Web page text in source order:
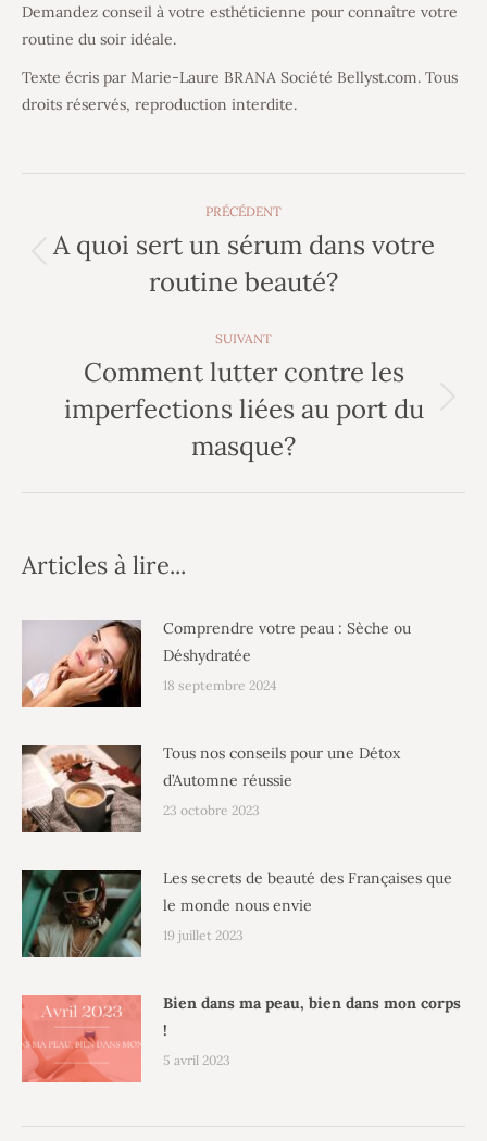
Demandez conseil à votre esthéticienne pour connaître votre
routine du soir idéale.
Texte écris par Marie-Laure BRANA Société Bellyst.com. Tous
droits réservés, reproduction interdite.
article
PRÉCÉDENT
précédent
A quoi sert un sérum dans votre
routine beauté?
SUIVANT
Article
suivant
:
Comment lutter contre les
imperfections liées au port du
masque?
Articles à lire...
Comprendre votre peau : Sèche ou
Déshydratée
18 septembre 2024
Tous nos conseils pour une Détox
d’Automne réussie
23 octobre 2023
Les secrets de beauté des Françaises que
le monde nous envie
19 juillet 2023
Bien dans ma peau, bien dans mon corps
!
5 avril 2023